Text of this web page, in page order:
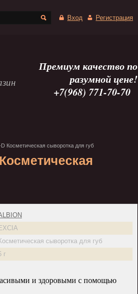
Вход Регистрация
Премиум качество по
разумной цене!
+7(968) 771-70-70
Косметическая сыворотка для губ
сыворотка для губ
г
и здоровыми с помощью